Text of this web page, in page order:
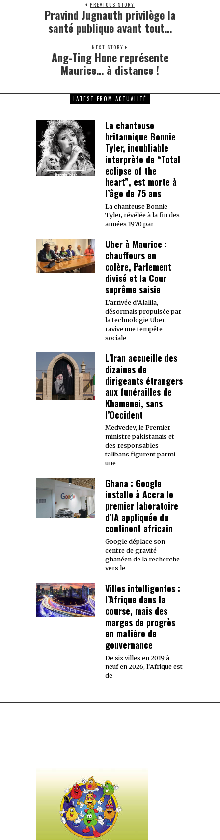
PREVIOUS STORY
Previous
Pravind Jugnauth privilège la
santé publique avant tout…
NEXT STORY
Next
post:
Ang-Ting Hone représente
Maurice… à distance !
LATEST FROM ACTUALITÉ
La chanteuse
britannique Bonnie
Tyler, inoubliable
interprète de “Total
eclipse of the
heart”, est morte à
l’âge de 75 ans
La chanteuse Bonnie
Tyler, révélée à la fin des
années 1970 par
Uber à Maurice :
chauffeurs en
colère, Parlement
divisé et la Cour
suprême saisie
L’arrivée d’Alalila,
désormais propulsée par
la technologie Uber,
ravive une tempête
sociale
L’Iran accueille des
dizaines de
dirigeants étrangers
aux funérailles de
Khamenei, sans
l’Occident
Medvedev, le Premier
ministre pakistanais et
des responsables
talibans figurent parmi
une
Ghana : Google
installe à Accra le
premier laboratoire
d’IA appliquée du
continent africain
Google déplace son
centre de gravité
ghanéen de la recherche
vers le
Villes intelligentes :
l’Afrique dans la
course, mais des
marges de progrès
en matière de
gouvernance
De six villes en 2019 à
neuf en 2026, l’Afrique est
de